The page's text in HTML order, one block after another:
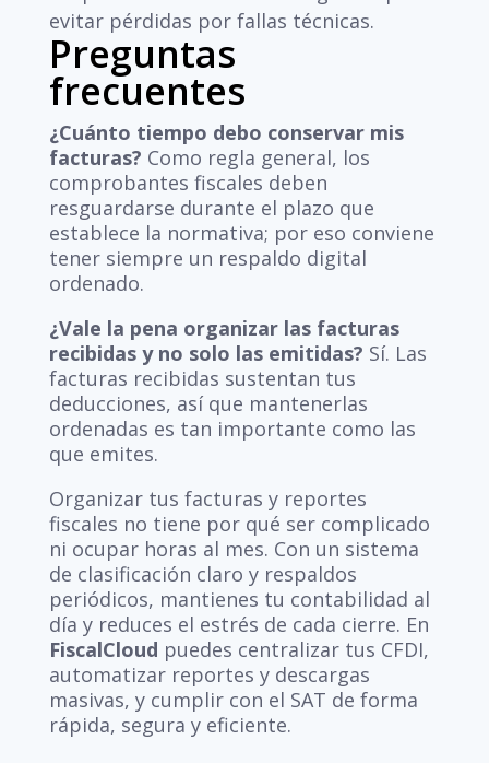
evitar pérdidas por fallas técnicas.
Preguntas
frecuentes
¿Cuánto tiempo debo conservar mis
facturas? Como regla general, los
comprobantes fiscales deben
resguardarse durante el plazo que
establece la normativa; por eso conviene
tener siempre un respaldo digital
ordenado.
¿Vale la pena organizar las facturas
recibidas y no solo las emitidas? Sí. Las
facturas recibidas sustentan tus
deducciones, así que mantenerlas
ordenadas es tan importante como las
que emites.
Organizar tus facturas y reportes
fiscales no tiene por qué ser complicado
ni ocupar horas al mes. Con un sistema
de clasificación claro y respaldos
periódicos, mantienes tu contabilidad al
día y reduces el estrés de cada cierre. En
FiscalCloud puedes centralizar tus CFDI,
automatizar reportes y descargas
masivas, y cumplir con el SAT de forma
rápida, segura y eficiente.